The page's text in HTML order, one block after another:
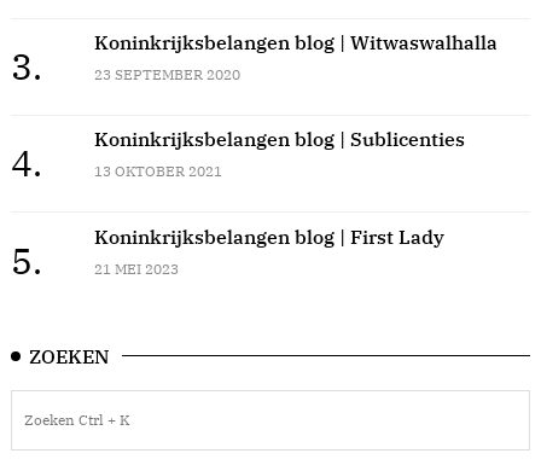
3.
Koninkrijksbelangen blog | Witwaswalhalla
23 SEPTEMBER 2020
4.
Koninkrijksbelangen blog | Sublicenties
13 OKTOBER 2021
5.
Koninkrijksbelangen blog | First Lady
21 MEI 2023
ZOEKEN